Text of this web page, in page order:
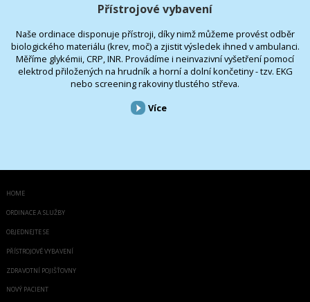
Přístrojové vybavení
Naše ordinace disponuje přístroji, díky nimž můžeme provést odběr
biologického materiálu (krev, moč) a zjistit výsledek ihned v ambulanci.
Měříme glykémii, CRP, INR. Provádíme i neinvazivní vyšetření pomocí
elektrod přiložených na hrudník a horní a dolní končetiny - tzv. EKG
nebo screening rakoviny tlustého střeva.
Více
HOME
ORDINACE A SLUŽBY
OBJEDNEJTE SE
PŘÍSTROJOVÉ VYBAVENÍ
ZDRAVOTNÍ POJIŠŤOVNY
NOVÝ PACIENT